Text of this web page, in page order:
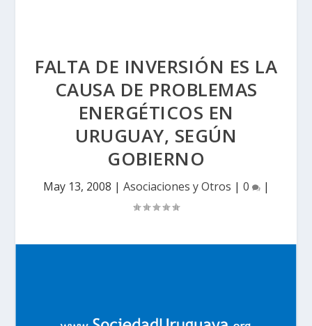
FALTA DE INVERSIÓN ES LA
CAUSA DE PROBLEMAS
ENERGÉTICOS EN
URUGUAY, SEGÚN
GOBIERNO
May 13, 2008 | Asociaciones y Otros | 0 |